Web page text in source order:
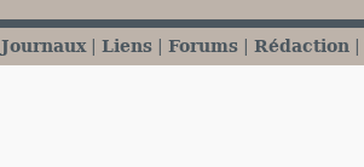
Journaux Liens Forums Rédaction